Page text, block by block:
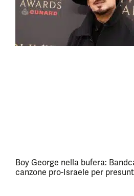
Boy George nella bufera:
canzone pro-Israele per